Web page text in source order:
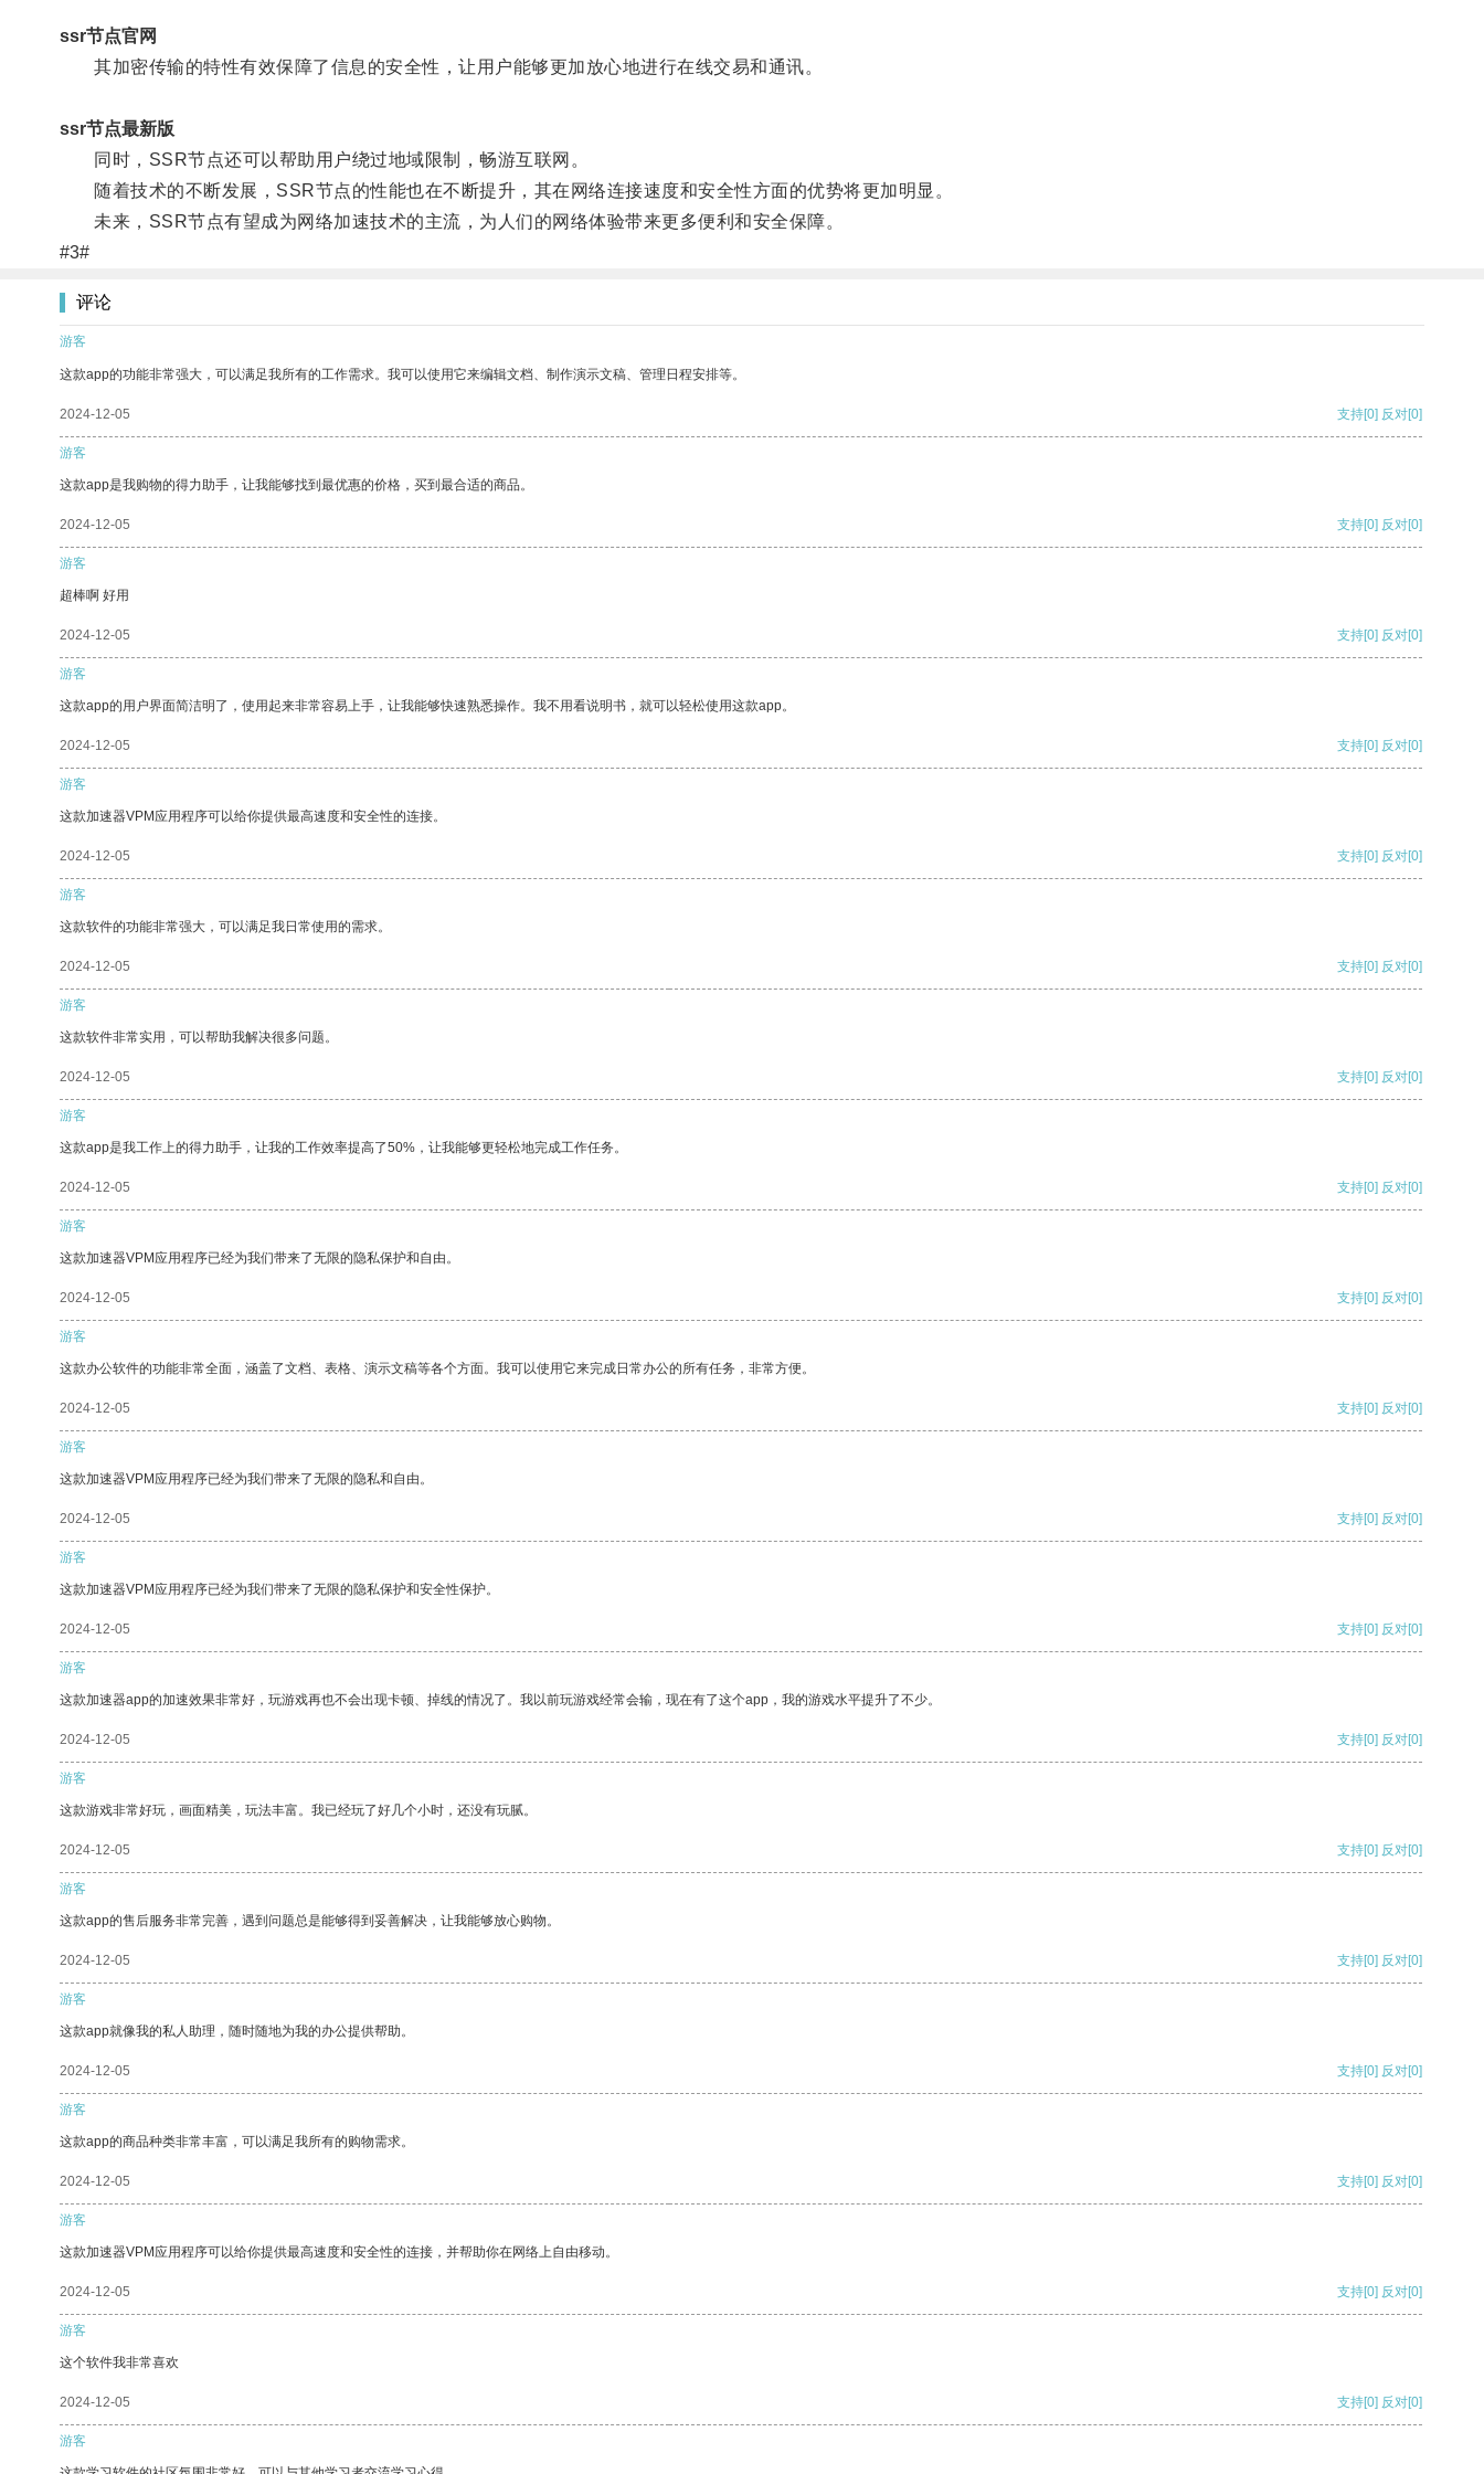
ssr节点官网
其加密传输的特性有效保障了信息的安全性，让用户能够更加放心地进行在线交易和通讯。
ssr节点最新版
同时，SSR节点还可以帮助用户绕过地域限制，畅游互联网。
随着技术的不断发展，SSR节点的性能也在不断提升，其在网络连接速度和安全性方面的优势将更加明显。
未来，SSR节点有望成为网络加速技术的主流，为人们的网络体验带来更多便利和安全保障。
#3#
评论
游客
这款app的功能非常强大，可以满足我所有的工作需求。我可以使用它来编辑文档、制作演示文稿、管理日程安排等。
2024-12-05 支持[0] 反对[0]
游客
这款app是我购物的得力助手，让我能够找到最优惠的价格，买到最合适的商品。
2024-12-05 支持[0] 反对[0]
游客
超棒啊 好用
2024-12-05 支持[0] 反对[0]
游客
这款app的用户界面简洁明了，使用起来非常容易上手，让我能够快速熟悉操作。我不用看说明书，就可以轻松使用这款app。
2024-12-05 支持[0] 反对[0]
游客
这款加速器VPM应用程序可以给你提供最高速度和安全性的连接。
2024-12-05 支持[0] 反对[0]
游客
这款软件的功能非常强大，可以满足我日常使用的需求。
2024-12-05 支持[0] 反对[0]
游客
这款软件非常实用，可以帮助我解决很多问题。
2024-12-05 支持[0] 反对[0]
游客
这款app是我工作上的得力助手，让我的工作效率提高了50%，让我能够更轻松地完成工作任务。
2024-12-05 支持[0] 反对[0]
游客
这款加速器VPM应用程序已经为我们带来了无限的隐私保护和自由。
2024-12-05 支持[0] 反对[0]
游客
这款办公软件的功能非常全面，涵盖了文档、表格、演示文稿等各个方面。我可以使用它来完成日常办公的所有任务，非常方便。
2024-12-05 支持[0] 反对[0]
游客
这款加速器VPM应用程序已经为我们带来了无限的隐私和自由。
2024-12-05 支持[0] 反对[0]
游客
这款加速器VPM应用程序已经为我们带来了无限的隐私保护和安全性保护。
2024-12-05 支持[0] 反对[0]
游客
这款加速器app的加速效果非常好，玩游戏再也不会出现卡顿、掉线的情况了。我以前玩游戏经常会输，现在有了这个app，我的游戏水平提升了不少。
2024-12-05 支持[0] 反对[0]
游客
这款游戏非常好玩，画面精美，玩法丰富。我已经玩了好几个小时，还没有玩腻。
2024-12-05 支持[0] 反对[0]
游客
这款app的售后服务非常完善，遇到问题总是能够得到妥善解决，让我能够放心购物。
2024-12-05 支持[0] 反对[0]
游客
这款app就像我的私人助理，随时随地为我的办公提供帮助。
2024-12-05 支持[0] 反对[0]
游客
这款app的商品种类非常丰富，可以满足我所有的购物需求。
2024-12-05 支持[0] 反对[0]
游客
这款加速器VPM应用程序可以给你提供最高速度和安全性的连接，并帮助你在网络上自由移动。
2024-12-05 支持[0] 反对[0]
游客
这个软件我非常喜欢
2024-12-05 支持[0] 反对[0]
游客